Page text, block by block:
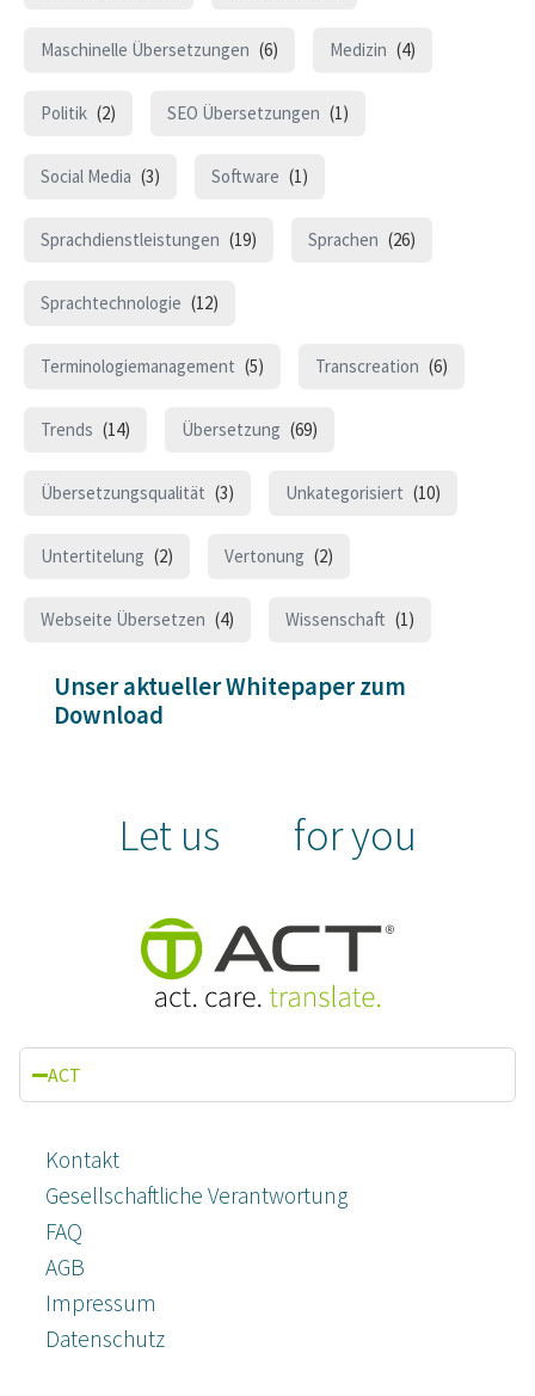
Maschinelle Übersetzungen (6) Medizin (4)
Politik (2) SEO Übersetzungen (1)
Social Media (3) Software (1)
Sprachdienstleistungen (19) Sprachen (26)
Sprachtechnologie (12)
Terminologiemanagement (5) Transcreation (6)
Trends (14) Übersetzung (69)
Übersetzungsqualität (3) Unkategorisiert (10)
Untertitelung (2) Vertonung (2)
Webseite Übersetzen (4) Wissenschaft (1)
Unser aktueller Whitepaper zum
Download
Let us for you
ACT
Kontakt
Gesellschaftliche Verantwortung
FAQ
AGB
Impressum
Datenschutz­